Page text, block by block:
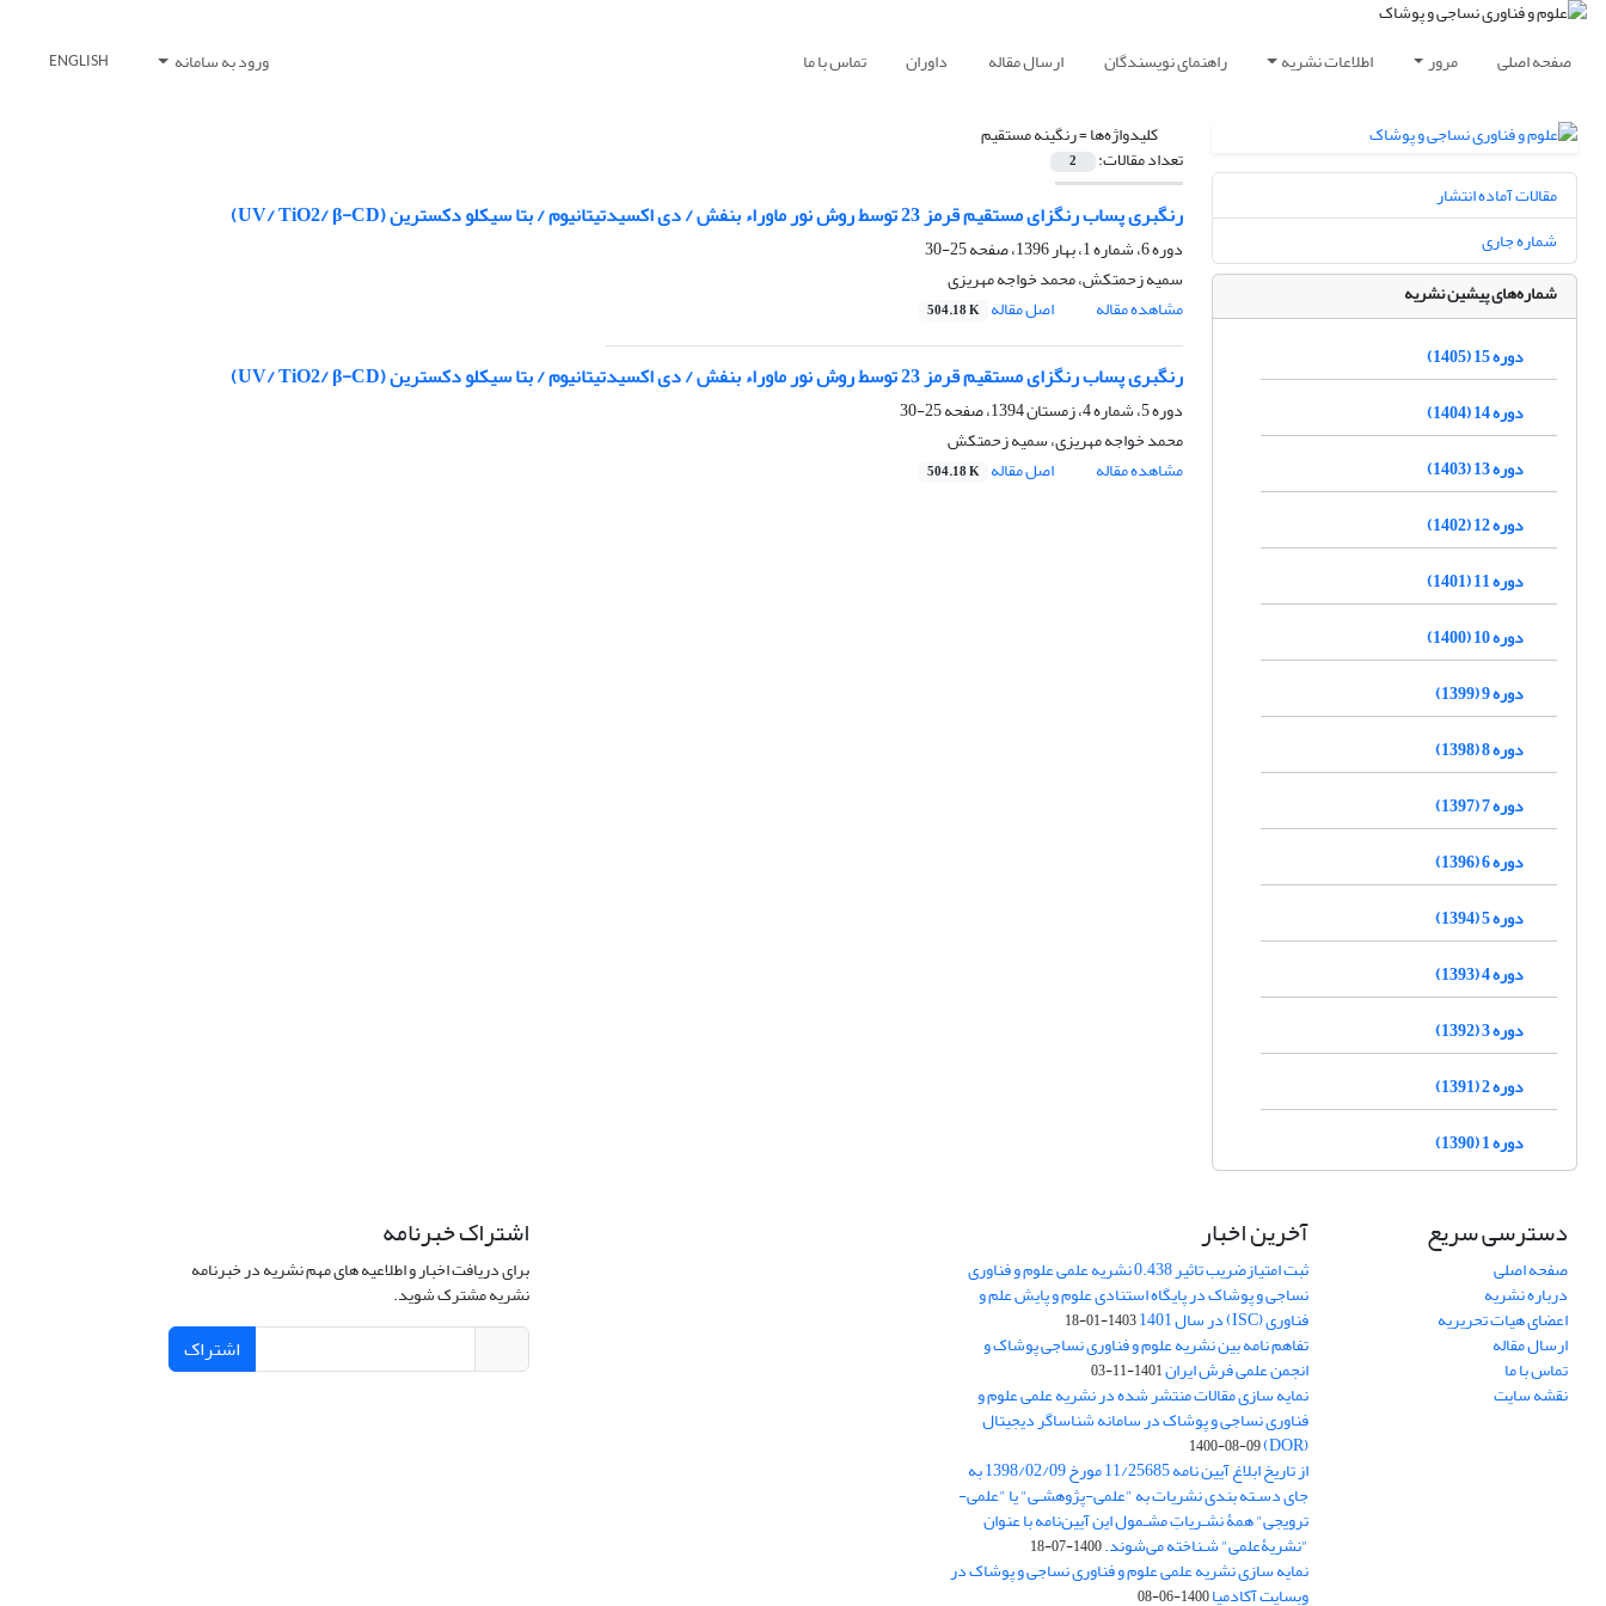
صفحه اصلی مرور اطلاعات نشریه راهنمای نویسندگان ارسال مقاله داوران تماس با ما ورود به سامانه ENGLISH
کلیدواژه‌ها =رنگینه مستقیم
تعداد مقالات: 2
رنگبری پساب رنگزای مستقیم قرمز 23 توسط روش نور ماوراء بنفش / دی اکسیدتیتانیوم / بتا سیکلو دکسترین (UV/ TiO2/ β-CD)
دوره 6، شماره 1، بهار 1396، صفحه
25-30
سمیه زحمتکش، محمد خواجه مهریزی
مشاهده مقاله
اصل مقاله 504.18 K
رنگبری پساب رنگزای مستقیم قرمز 23 توسط روش نور ماوراء بنفش / دی اکسیدتیتانیوم / بتا سیکلو دکسترین (UV/ TiO2/ β-CD)
دوره 5، شماره 4، زمستان 1394، صفحه
25-30
محمد خواجه مهریزی، سمیه زحمتکش
مشاهده مقاله
اصل مقاله 504.18 K
مقالات آماده انتشار
شماره جاری
شماره‌های پیشین نشریه
دوره 15 (1405)
دوره 14 (1404)
دوره 13 (1403)
دوره 12 (1402)
دوره 11 (1401)
دوره 10 (1400)
دوره 9 (1399)
دوره 8 (1398)
دوره 7 (1397)
دوره 6 (1396)
دوره 5 (1394)
دوره 4 (1393)
دوره 3 (1392)
دوره 2 (1391)
دوره 1 (1390)
دسترسی سریع
صفحه اصلی
درباره نشریه
اعضای هیات تحریریه
ارسال مقاله
تماس با ما
نقشه سایت
آخرین اخبار
ثبت امتیازضریب تاثیر 0.438 نشریه علمی علوم و فناوری
نساجی و پوشاک در پایگاه استنادی علوم و پایش علم و
فناوری (ISC) در سال 1401 1403-01-18
تفاهم نامه بین نشریه علوم و فناوری نساجی پوشاک و
انجمن علمی فرش ایران1401-11-03
نمایه سازی مقالات منتشر شده در نشریه علمی علوم و
فناوری نساجی و پوشاک در سامانه شناساگر دیجیتال
(DOR)
1400-08-09
از تاریخ ابلاغ آیین نامه 11/25685 مورخ 1398/02/09 به
جای دسـته بندی نشریات به "علمی-پژوهشـی" یا "علمی-
ترویجی" همۀ نشـریاتِ مشـمول این آیین‌نامه با عنوان
"نشریۀعلمی" شـناخته می‌شوند.1400-07-18
نمایه سازی نشریه علمی علوم و فناوری نساجی و پوشاک در
وبسایت آکادمیا1400-06-08
اشتراک خبرنامه
برای دریافت اخبار و اطلاعیه های مهم نشریه در خبرنامه
نشریه مشترک شوید.
اشتراک